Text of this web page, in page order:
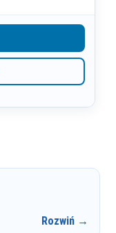
Rozwiń →